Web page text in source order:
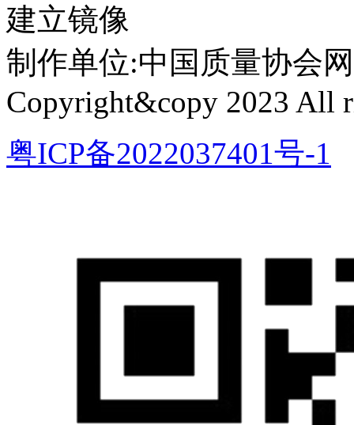
建立镜像
制作单位:中国质量协会
Copyright&copy 2023 All
粤ICP备2022037401号-1